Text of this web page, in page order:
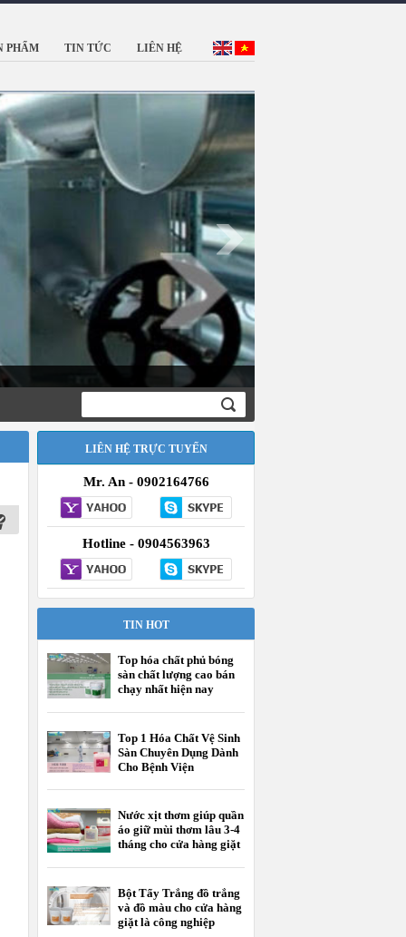
PHẨM TIN TỨC LIÊN HỆ
LIÊN HỆ TRỰC TUYẾN
Mr. An - 0902164766
Hotline - 0904563963
TIN HOT
Top hóa chất phủ bóng
sàn chất lượng cao bán
chạy nhất hiện nay
Top 1 Hóa Chất Vệ Sinh
Sàn Chuyên Dụng Dành
Cho Bệnh Viện
Nước xịt thơm giúp quần
áo giữ mùi thơm lâu 3-4
tháng cho cửa hàng giặt
Bột Tẩy Trắng đồ trắng
và đồ màu cho cửa hàng
giặt là công nghiệp